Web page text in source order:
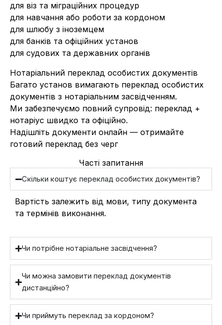
для віз та міграційних процедур
для навчання або роботи за кордоном
для шлюбу з іноземцем
для банків та офіційних установ
для судових та державних органів
Нотаріальний переклад особистих документів
Багато установ вимагають переклад особистих
документів з нотаріальним засвідченням.
Ми забезпечуємо повний супровід: переклад +
нотаріус швидко та офіційно.
Надішліть документи онлайн — отримайте
готовий переклад без черг
Часті запитання
Скільки коштує переклад особистих документів?
Вартість залежить від мови, типу документа
та термінів виконання.
Чи потрібне нотаріальне засвідчення?
Чи можна замовити переклад документів
дистанційно?
Чи приймуть переклад за кордоном?